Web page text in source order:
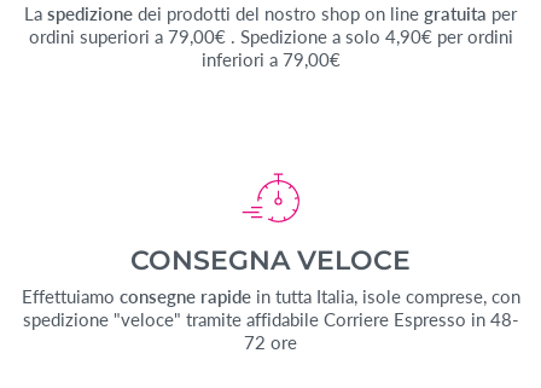
La spedizione dei prodotti del nostro shop on line gratuita per
ordini superiori a 79,00€ . Spedizione a solo 4,90€ per ordini
inferiori a 79,00€
CONSEGNA VELOCE
Effettuiamo consegne rapidein tutta Italia, isole comprese, con
spedizione "veloce" tramite affidabile Corriere Espresso in 48-
72 ore